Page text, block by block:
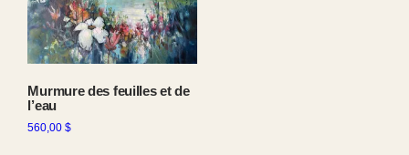
Murmure des feuilles et de
l’eau
560,00$